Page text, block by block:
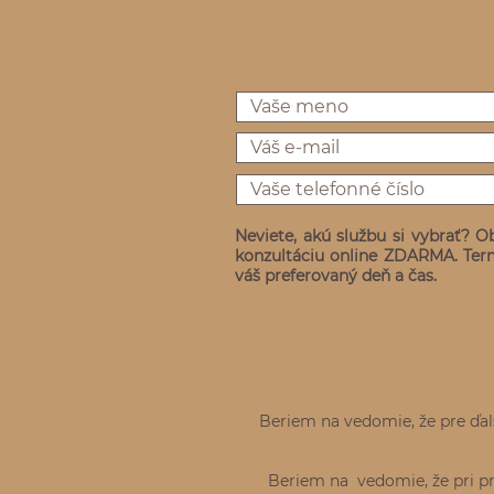
​Neviete, akú službu si vybrať?
konzultáciu online ZDARMA.
váš preferovaný deň a čas.
Beriem na vedomie, že pre
Beriem na vedomie, že pri